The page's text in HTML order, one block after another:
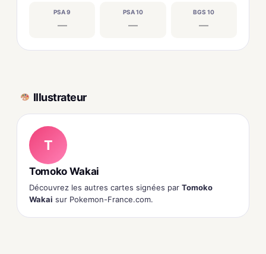
PSA 9
—
PSA 10
—
BGS 10
—
Illustrateur
T
Tomoko Wakai
Découvrez les autres cartes signées par Tomoko
Wakai sur Pokemon-France.com.